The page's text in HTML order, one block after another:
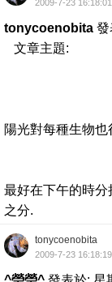
2009-7-23 16:18:01
tonycoenobita 發
文章主題:
陽光對每種生物
最好在下午的時分
之分.
tonycoenobita
2009-7-23 16:18:19